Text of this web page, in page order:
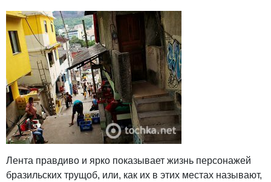
Лента правдиво и ярко показывает жизнь персонажей
бразильских трущоб, или, как их в этих местах называют,